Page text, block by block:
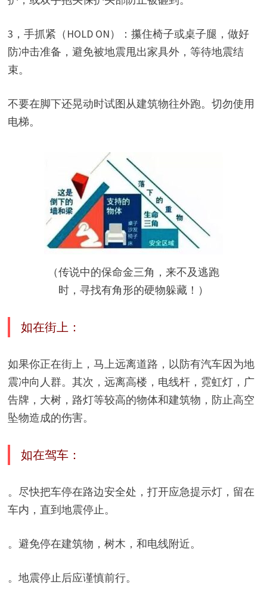
3， 手抓紧（HOLD ON）
：攥住椅子或桌子腿，做好
防冲击准备，避免被地震甩出家具外，等待地震结
束。
不要在脚下还晃动时试图从建筑物往外跑。切勿使用
电梯。
（传说中的保命金三角，来不及逃跑
时，寻找有角形的硬物躲藏！）
如在街上：
如果你正在街上，马上远离道路，以防有汽车因为地
震冲向人群。其次，远离高楼，电线杆，霓虹灯，广
告牌，大树，路灯等较高的物体和建筑物，防止高空
坠物造成的伤害。
如在驾车：
。尽快把车停在路边安全处，打开应急提示灯，留在
车内，直到地震停止。
。避免停在建筑物，树木，和电线附近。
。地震停止后应谨慎前行。